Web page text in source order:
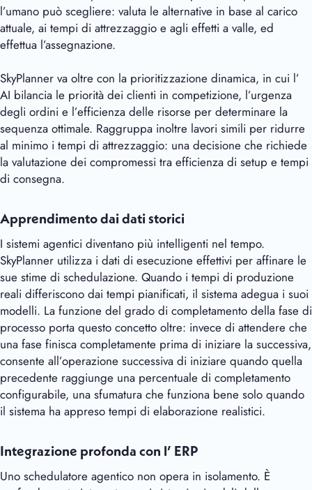
l’umano può scegliere: valuta le alternative in base al carico
attuale, ai tempi di attrezzaggio e agli effetti a valle, ed
effettua l’assegnazione.
SkyPlanner va oltre con la prioritizzazione dinamica, in cui l’
AI bilancia le priorità dei clienti in competizione, l’urgenza
degli ordini e l’efficienza delle risorse per determinare la
sequenza ottimale. Raggruppa inoltre lavori simili per ridurre
al minimo i tempi di attrezzaggio: una decisione che richiede
la valutazione dei compromessi tra efficienza di setup e tempi
di consegna.
Apprendimento dai dati storici
I sistemi agentici diventano più intelligenti nel tempo.
SkyPlanner utilizza i dati di esecuzione effettivi per affinare le
sue stime di schedulazione. Quando i tempi di produzione
reali differiscono dai tempi pianificati, il sistema adegua i suoi
modelli. La funzione del grado di completamento della fase di
processo porta questo concetto oltre: invece di attendere che
una fase finisca completamente prima di iniziare la successiva,
consente all’operazione successiva di iniziare quando quella
precedente raggiunge una percentuale di completamento
configurabile, una sfumatura che funziona bene solo quando
il sistema ha appreso tempi di elaborazione realistici.
Integrazione profonda con l’ ERP
Uno schedulatore agentico non opera in isolamento. È